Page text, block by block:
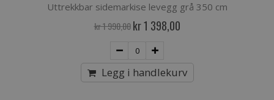
Uttrekkbar sidemarkise levegg grå 350 cm
kr 1 990,00 Spesialpris
kr 1 398,00
Legg i handlekurv